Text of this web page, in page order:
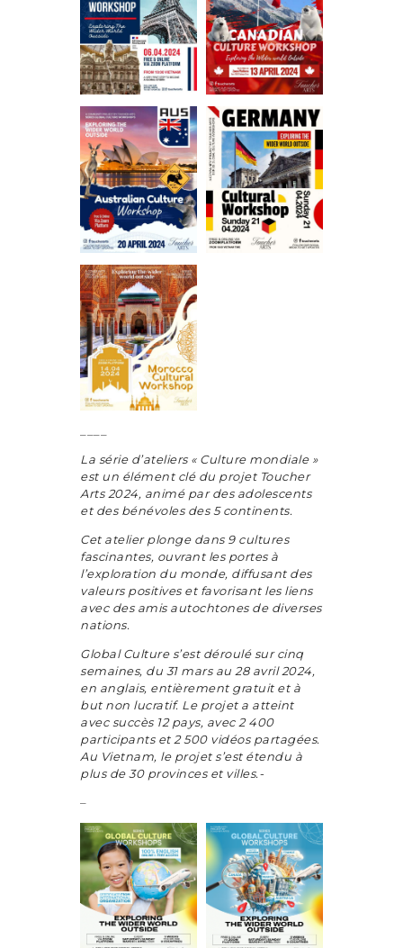
La série d’ateliers « Culture mondiale »
est un élément clé du projet Toucher
Arts 2024, animé par des adolescents
et des bénévoles des 5 continents.
Cet atelier plonge dans 9 cultures
fascinantes, ouvrant les portes à
l’exploration du monde, diffusant des
valeurs positives et favorisant les liens
avec des amis autochtones de diverses
nations.
Global Culture s’est déroulé sur cinq
semaines, du 31 mars au 28 avril 2024,
en anglais, entièrement gratuit et à
but non lucratif. Le projet a atteint
avec succès 12 pays, avec 2 400
participants et 2 500 vidéos partagées.
Au Vietnam, le projet s’est étendu à
plus de 30 provinces et villes.-
–